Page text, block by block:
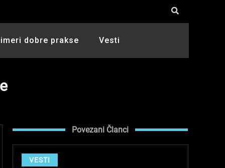
dobre prakse Vesti
Povezani Članci
VESTI